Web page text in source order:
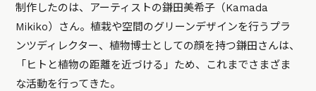
制作したのは、アーティストの鎌田美希子（Kamada
Mikiko）さん。植栽や空間のグリーンデザインを行うプラ
ンツディレクター、植物博士としての顔を持つ鎌田さんは、
「ヒトと植物の距離を近づける」ため、これまでさまざま
な活動を行ってきた。